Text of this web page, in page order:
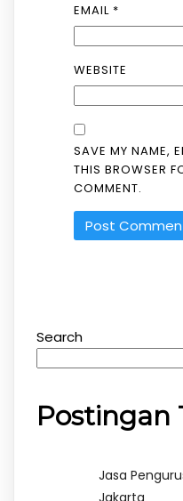
EMAIL *
WEBSITE
SAVE MY NAME,
THIS BROWSER
COMMENT.
Search
Postingan
Jasa